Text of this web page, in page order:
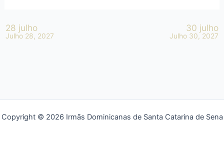
28 julho
Julho 28, 2027
30 julho
Julho 30, 2027
Copyright © 2026 Irmãs Dominicanas de Santa Catarina de Sena